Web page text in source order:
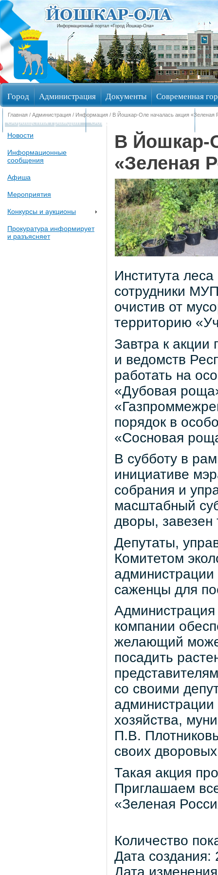
Информационный портал «Город Йошкар-Ола»
Город Администрация Документы Современная
Обращения граждан Общественные обсуждения
Главная / Администрация / Информация / В Йошкар-Оле началась акция «Зеленая
Новости
Информационные
сообщения
Афиша
Мероприятия
Конкурсы и аукционы
Прокуратура информирует
и разъясняет
В Йошкар-
«Зеленая
Института
сотрудники
очистив от
территорию
Завтра к акции
и ведомств
работать на
«Дубовая
порядок в
«Сосновая
В субботу в
инициативе
собрания и
масштабный
дворы,
Депутаты,
Комитетом
администрации
саженцы для
компании
желающий
посадить
со своими
администрации
хозяйства,
П.В.
своих
Такая акция
Приглашаем
«Зеленая
Количество
Дата
Дата